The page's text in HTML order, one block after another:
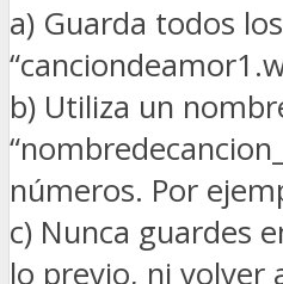
a) Guarda todos
b) Utiliza un
números. Por
c) Nunca guardes
lo previo, ni volver